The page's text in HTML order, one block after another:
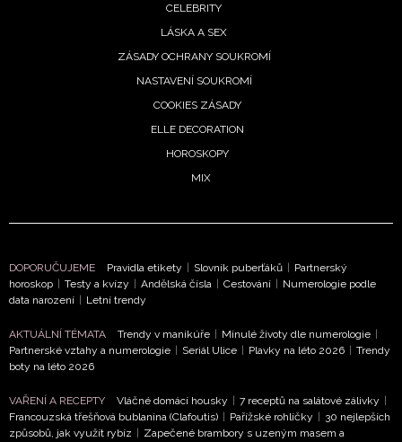
podmínkami společnosti BurdaMedia Extra s.r.o.
potvrzujete, že jste se seznámili se
ochrany soukromí- BurdaMedia Extra s.r.o. bude s
Vašimi údaji pracovat zejména k organizaci a
vyhodnocení akce a zasílání novinek.
Chcete navíc dostávat i další zajímavé a exkluzivní
informace od našich partnerů? Pokud souhlasíte se
CELEBRITY
LÁSKA A SEX
ZÁSADY OCHRANY SOUKROMÍ
NASTAVENÍ SOUKROMÍ
COOKIES ZÁSADY
ELLE DECORATION
HOROSKOPY
MIX
DOPORUČUJEME Pravidla etikety Slovník puberťáků
Partnerský
horoskop
Testy a kvízy Andělská čísla Cestování
Numerologie podle
data narození
Letní trendy
AKTUÁLNÍ TÉMATA Trendy v manikúře Minulé životy dle numerologie
Partnerské vztahy a numerologie
Seriál Ulice Plavky na léto 2026
Trendy
boty na léto 2026
VAŘENÍ A RECEPTY Vláčné domácí housky 7 receptů na salátové zálivky
Francouzská třešňová bublanina (Clafoutis)
Pařížské rohlíčky
30 nejlepších
způsobů, jak využít rybíz
Zapečené brambory s uzeným masem a